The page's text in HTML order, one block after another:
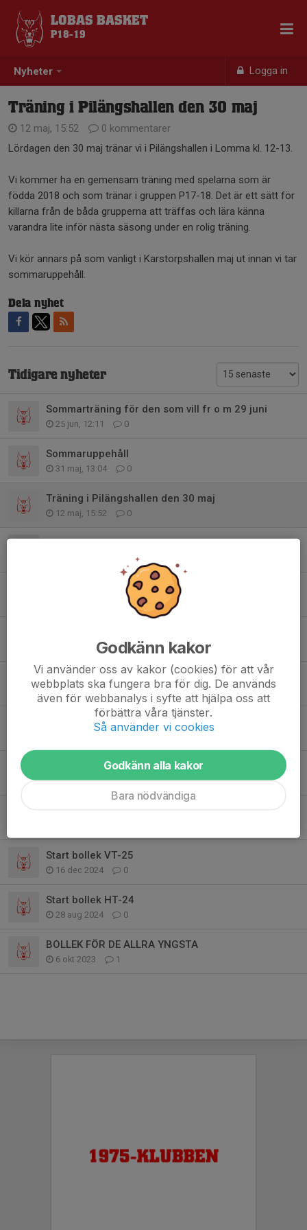
Nyheter Logga in
LOBAS BASKET
P18-19
Träning i Pilängshallen den 30 maj
12 maj, 15:52
0 kommentarer
Lördagen den 30 maj tränar vi i Pilängshallen i Lomma kl. 12-13.
Vi kommer ha en gemensam träning med spelarna som är
födda 2018 och som tränar i gruppen P17-18. Det är ett sätt för
killarna från de båda grupperna att träffas och lära känna
varandra lite inför nästa säsong under en rolig träning.
Vi kör annars på som vanligt i Karstorpshallen maj ut innan vi tar
sommaruppehåll.
Dela nyhet
Tidigare nyheter
Sommarträning för den som vill fr o m 29 juni
25 jun, 12:11 0
Sommaruppehåll
31 maj, 13:04 0
Träning i Pilängshallen den 30 maj
12 maj, 15:52 0
Lobas sommarläger 2026
Inställd träning 21/3
0
7 dec 2025 0
Ingen basket 1 november
25 okt 2025 0
Ny termin, samma halltid med start 6 september
Sommaruppehåll
4 jun 2025 0
Start bollek VT-25
16 dec 2024 0
Start bollek HT-24
28 aug 2024 0
BOLLEK FÖR DE ALLRA YNGSTA
6 okt 2023 1
Godkänn kakor
Vi använder oss av kakor (cookies) för att vår
webbplats ska fungera bra för dig. De används
även för webbanalys i syfte att hjälpa oss att
förbättra våra tjänster.
Så använder vi cookies
Godkänn alla kakor
Bara nödvändiga